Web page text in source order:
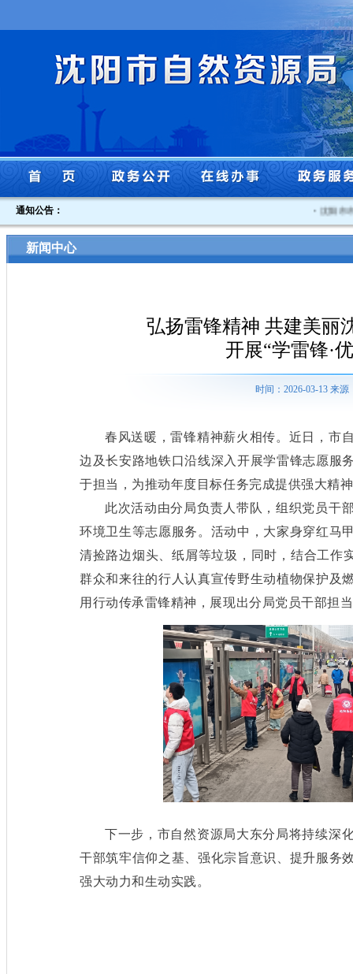
通知公告： 沈阳市
新闻中心
弘扬雷锋精神 共建美
开展“学雷锋·
时间：2026-03-13 来
春风送暖，雷锋精神薪火相传。近日，市
边及长安路地铁口沿线深入开展学雷锋志愿服
于担当，为推动年度目标任务完成提供强大精
此次活动由分局负责人带队，组织党员干
环境卫生等志愿服务。活动中，大家身穿红马
清捡路边烟头、纸屑等垃圾，同时，结合工作
群众和来往的行人认真宣传野生动植物保护及
用行动传承雷锋精神，展现出分局党员干部担
下一步，市自然资源局大东分局将持续深
干部筑牢信仰之基、强化宗旨意识、提升服务
强大动力和生动实践。